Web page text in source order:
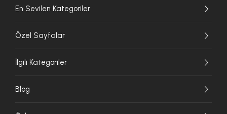
En Sevilen Kategoriler
Özel Sayfalar
İlgili Kategoriler
Blog